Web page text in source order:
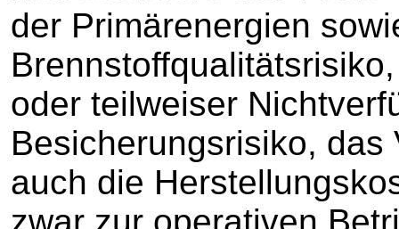
der Primärenergien
oder teilweiser
Besicherungsrisiko,
auch die